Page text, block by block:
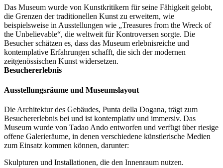
Das Museum wurde von Kunstkritikern für seine Fähigkeit gelobt,
die Grenzen der traditionellen Kunst zu erweitern, wie
beispielsweise in Ausstellungen wie „Treasures from the Wreck of
the Unbelievable“, die weltweit für Kontroversen sorgte. Die
Besucher schätzen es, dass das Museum erlebnisreiche und
kontemplative Erfahrungen schafft, die sich der modernen
zeitgenössischen Kunst widersetzen.
Besuchererlebnis
Ausstellungsräume und Museumslayout
Die Architektur des Gebäudes, Punta della Dogana, trägt zum
Besuchererlebnis bei und ist kontemplativ und immersiv. Das
Museum wurde von Tadao Ando entworfen und verfügt über riesige
offene Galerieräume, in denen verschiedene künstlerische Medien
zum Einsatz kommen können, darunter:
Skulpturen und Installationen, die den Innenraum nutzen.